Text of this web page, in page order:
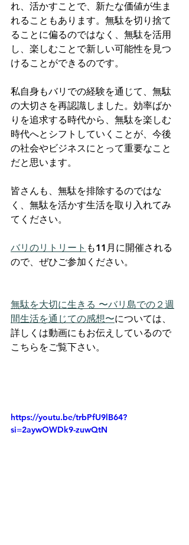
れ、活かすことで、新たな価値が生ま
れることもあります。無駄を切り捨て
ることに偏るのではなく、無駄を活用
し、楽しむことで新しい可能性を見つ
けることができるのです。
私自身もバリでの経験を通じて、無駄
の大切さを再認識しました。効率ばか
りを追求する時代から、無駄を楽しむ
時代へとシフトしていくことが、今後
の社会やビジネスにとって重要なこと
だと思います。
皆さんも、無駄を排除するのではな
く、無駄を活かす生活を取り入れてみ
てください。
バリのリトリート も11月に開催される
ので、ぜひご参加ください。
無駄を大切に生きる 〜バリ島での２週
間生活を通じての感想〜については、
詳しくは動画にもお伝えしているので
こちらをご覧下さい。
https://youtu.be/trbPfU9lB64?
si=2aywOWDk9-zuwQtN